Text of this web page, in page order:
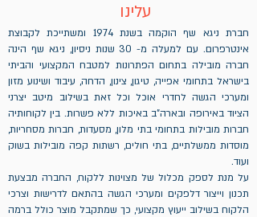
עלינו
חברת ניגא שף הוקמה בשנת 1974 ומשתייכת לקבוצת
אינטרפרום. עם למעלה מ- 30 שנות ניסיון, ניגא שף הינה
חברה מובילה בתחום הפתרונות למטבח המקצועי והביתי
בישראל בתחומי אפייה, טיגון, צינון, הדחה, עיבוד ושינוע מזון
ומערכי הגשה לחדרי אוכל וכל זאת בשילוב מיטב יצרני
הציוד באירופה ובארה"ב באיכות ללא פשרות. בין לקוחותיה
חברות מובילות בתחומי בתי מלון, מסעדות, חברות מסחריות,
מוסדות ממשלתיים, בתי חולים, רשתות קפה מובילות בשוק
ועוד.
על מנת לספק מכלול של מצוינות ללקוח, החברה מבצעת
תכנון וייצור דלפקים ומערכי הגשה בהתאם לדרישות וצרכי
הלקוח בשילוב ייעוץ מקצועי, כך שמתקבל מוצר כולל ברמה